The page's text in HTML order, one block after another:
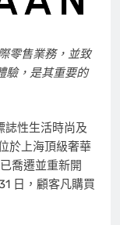
零售業務，並致
驗，是其重要的
性生活時尚及
於上海頂級奢華
喬遷並重新開
日，顧客凡購買